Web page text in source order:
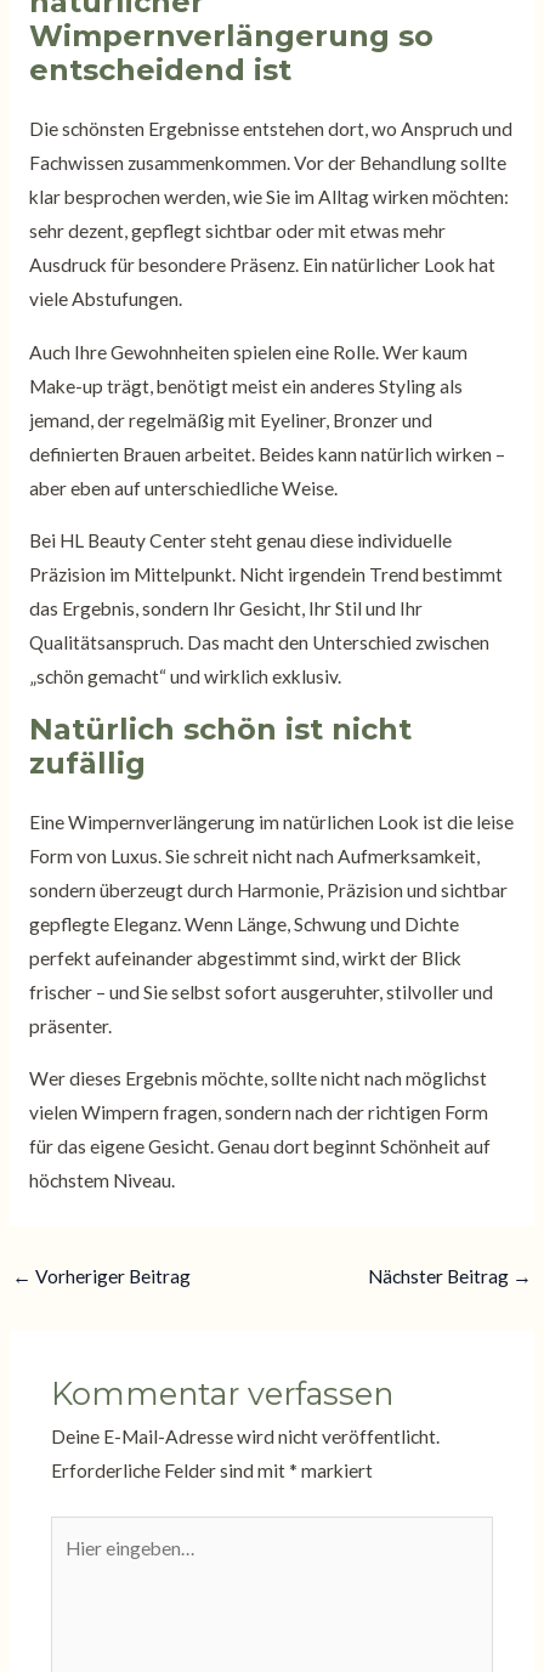
Wimpernverlängerung so
entscheidend ist
Die schönsten Ergebnisse entstehen dort, wo Anspruch und
Fachwissen zusammenkommen. Vor der Behandlung sollte
klar besprochen werden, wie Sie im Alltag wirken möchten:
sehr dezent, gepflegt sichtbar oder mit etwas mehr
Ausdruck für besondere Präsenz. Ein natürlicher Look hat
viele Abstufungen.
Auch Ihre Gewohnheiten spielen eine Rolle. Wer kaum
Make-up trägt, benötigt meist ein anderes Styling als
jemand, der regelmäßig mit Eyeliner, Bronzer und
definierten Brauen arbeitet. Beides kann natürlich wirken –
aber eben auf unterschiedliche Weise.
Bei HL Beauty Center steht genau diese individuelle
Präzision im Mittelpunkt. Nicht irgendein Trend bestimmt
das Ergebnis, sondern Ihr Gesicht, Ihr Stil und Ihr
Qualitätsanspruch. Das macht den Unterschied zwischen
„schön gemacht“ und wirklich exklusiv.
Natürlich schön ist nicht
zufällig
Eine Wimpernverlängerung im natürlichen Look ist die leise
Form von Luxus. Sie schreit nicht nach Aufmerksamkeit,
sondern überzeugt durch Harmonie, Präzision und sichtbar
gepflegte Eleganz. Wenn Länge, Schwung und Dichte
perfekt aufeinander abgestimmt sind, wirkt der Blick
frischer – und Sie selbst sofort ausgeruhter, stilvoller und
präsenter.
Wer dieses Ergebnis möchte, sollte nicht nach möglichst
vielen Wimpern fragen, sondern nach der richtigen Form
für das eigene Gesicht. Genau dort beginnt Schönheit auf
höchstem Niveau.
← Vorheriger Beitrag Nächster Beitrag →
Kommentar verfassen
Deine E-Mail-Adresse wird nicht veröffentlicht.
Erforderliche Felder sind mit * markiert
eingeben…